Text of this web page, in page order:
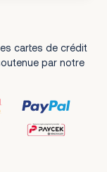
cartes de crédit
par notre